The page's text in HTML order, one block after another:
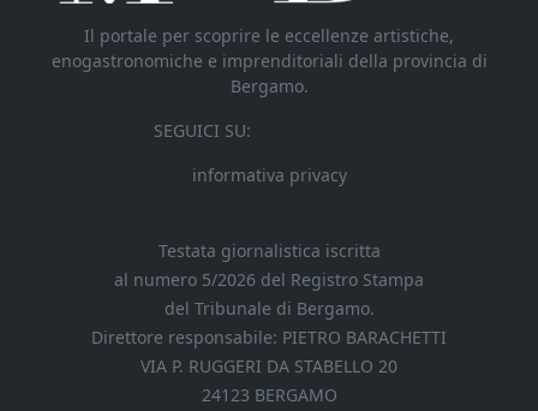
Il portale per scoprire le eccellenze artistiche,
enogastronomiche e imprenditoriali della provincia di
Bergamo.
SEGUICI SU:
informativa privacy
Testata giornalistica iscritta
al numero 5/2026 del Registro Stampa
del Tribunale di Bergamo.
Direttore responsabile: PIETRO BARACHETTI
VIA P. RUGGERI DA STABELLO 20
24123 BERGAMO